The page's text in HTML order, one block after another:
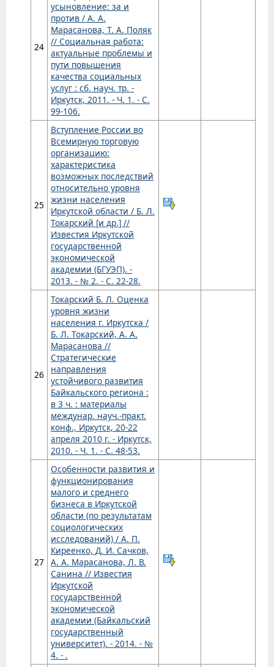
24
усыновление: за и
против / А. А.
Марасанова, Т. А. Поляк
// Социальная работа:
актуальные проблемы и
пути повышения
качества социальных
услуг : сб. науч. тр. -
Иркутск, 2011. - Ч. 1. - С.
99-106.
25
Вступление России во
Всемирную торговую
организацию:
характеристика
возможных последствий
относительно уровня
жизни населения
Иркутской области / Б. Л.
Токарский [и др.] //
Известия Иркутской
государственной
экономической
академии (БГУЭП). -
2013. - № 2. - С. 22-28.
26
Токарский Б. Л. Оценка
уровня жизни
населения г. Иркутска /
Б. Л. Токарский, А. А.
Марасанова //
Стратегические
направления
устойчивого развития
Байкальского региона :
в 3 ч. : материалы
междунар. науч.-практ.
конф., Иркутск, 20-22
апреля 2010 г. - Иркутск,
2010. - Ч. 1. - С. 48-53.
27
Особенности развития и
функционирования
малого и среднего
бизнеса в Иркутской
области (по результатам
социологических
исследований) / А. П.
Киреенко, Д. И. Сачков,
А. А. Марасанова, Л. В.
Санина // Известия
Иркутской
государственной
экономической
академии (Байкальский
государственный
университет). - 2014. - №
4. - .